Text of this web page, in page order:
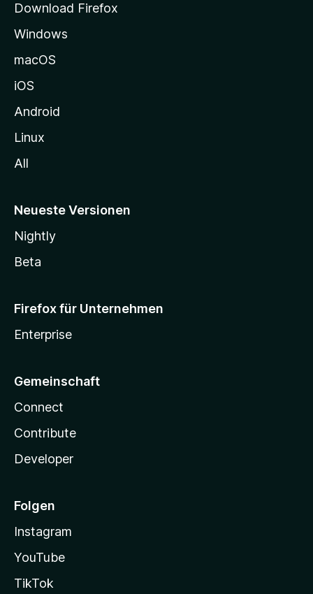
e
g
e
n
Download Firefox
Windows
macOS
iOS
Android
Linux
All
Neueste Versionen
Nightly
Beta
Firefox für Unternehmen
Enterprise
Gemeinschaft
Connect
Contribute
Developer
Folgen
Instagram
YouTube
TikTok